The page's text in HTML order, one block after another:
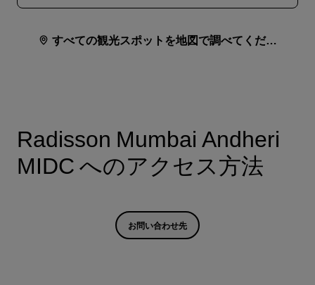
すべての観光スポットを地図で調べてくださ
Radisson Mumbai Andheri
MIDC へのアクセス方法
お問い合わせ先